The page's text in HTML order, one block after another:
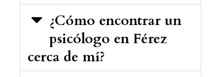
¿Cómo encontrar un
psicólogo en Férez
cerca de mí?